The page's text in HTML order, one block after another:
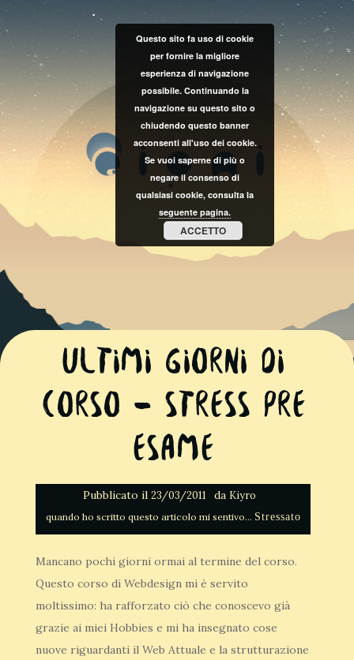
Ultimi giorni di
corso – Stress Pre
Esame
Pubblicato il 23/03/2011 da Kiyro
Stressato
Mancano pochi giorni ormai al termine del corso.
Questo corso di Webdesign mi è servito
moltissimo: ha rafforzato ciò che conoscevo già
grazie ai miei Hobbies e mi ha insegnato cose
nuove riguardanti il Web Attuale e la strutturazione
Questo sito fa uso di cookie
per fornire la migliore
esperienza di navigazione
possibile. Continuando la
navigazione su questo sito o
chiudendo questo banner
acconsenti all'uso dei cookie.
Se vuoi saperne di più o
negare il consenso di
qualsiasi cookie, consulta la
seguente pagina.
ACCETTO